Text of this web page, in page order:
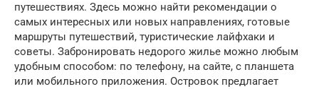
путешествиях. Здесь можно найти рекомендации о
самых интересных или новых направлениях, готовые
маршруты путешествий, туристические лайфхаки и
советы. Забронировать недорого жилье можно любым
удобным способом: по телефону, на сайте, с планшета
или мобильного приложения. Островок предлагает